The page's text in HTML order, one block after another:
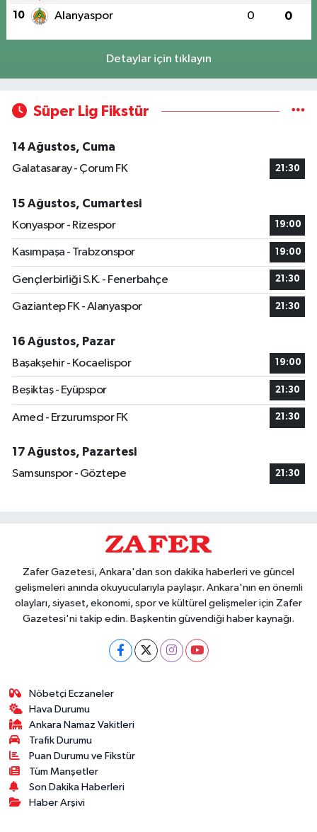
10 Alanyaspor 0 0
Detaylar için tıklayın
Süper Lig Fikstür
14 Ağustos, Cuma
Galatasaray - Çorum FK
21:30
15 Ağustos, Cumartesi
Konyaspor - Rizespor
19:00
Kasımpaşa - Trabzonspor 19:00
Gençlerbirliği S.K. - Fenerbahçe 21:30
Gaziantep FK - Alanyaspor 21:30
16 Ağustos, Pazar
Başakşehir - Kocaelispor
19:00
Beşiktaş - Eyüpspor 21:30
Amed - Erzurumspor FK 21:30
17 Ağustos, Pazartesi
Samsunspor - Göztepe
21:30
Zafer Gazetesi, Ankara'dan son dakika haberleri ve güncel
gelişmeleri anında okuyucularıyla paylaşır. Ankara'nın en önemli
olayları, siyaset, ekonomi, spor ve kültürel gelişmeler için Zafer
Gazetesi'ni takip edin. Başkentin güvendiği haber kaynağı.
Nöbetçi Eczaneler
Hava Durumu
Ankara Namaz Vakitleri
Trafik Durumu
Puan Durumu ve Fikstür
Tüm Manşetler
Son Dakika Haberleri
Haber Arşivi